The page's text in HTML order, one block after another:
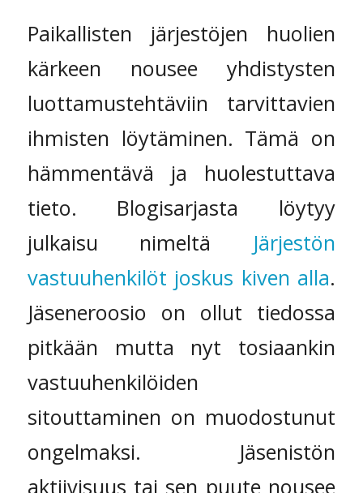
Paikallisten järjestöjen huolien
kärkeen nousee yhdistysten
luottamustehtäviin tarvittavien
ihmisten löytäminen. Tämä on
hämmentävä ja huolestuttava
tieto. Blogisarjasta löytyy
julkaisu nimeltä Järjestön
vastuuhenkilöt joskus kiven alla.
Jäseneroosio on ollut tiedossa
pitkään mutta nyt tosiaankin
vastuuhenkilöiden
sitouttaminen on muodostunut
ongelmaksi. Jäsenistön
aktiivisuus tai sen puute nousee